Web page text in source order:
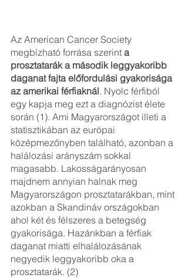
Az American Cancer Society
megbízható forrása szerint a
prosztatarák a második leggyakoribb
daganat fajta előfordulási gyakorisága
az amerikai férfiaknál. Nyolc férfiból
egy kapja meg ezt a diagnózist élete
során (1). Ami Magyarországot illeti a
statisztikában az európai
középmezőnyben található, azonban a
halálozási arányszám sokkal
magasabb. Lakosságarányosan
majdnem annyian halnak meg
Magyarországon prosztatarákban, mint
azokban a Skandináv országokban
ahol két és félszeres a betegség
gyakorisága. Hazánkban a férfiak
daganat miatti elhalálozásának
negyedik leggyakoribb oka a
prosztatarák. (2)